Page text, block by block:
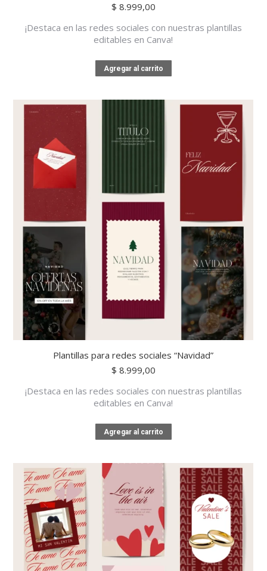
$ 8.999,00
¡Destaca en las redes sociales con nuestras plantillas
editables en Canva!
Agregar al carrito
Plantillas para redes sociales “Navidad”
$ 8.999,00
¡Destaca en las redes sociales con nuestras plantillas
editables en Canva!
Agregar al carrito